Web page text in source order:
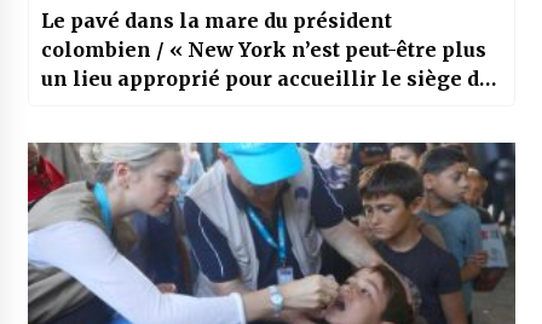
Le pavé dans la mare du président
colombien / « New York n’est peut-être plus
un lieu approprié pour accueillir le siège des